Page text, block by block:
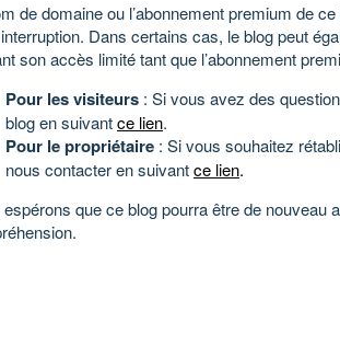
de domaine ou l’abonnement premium de
Dans certains cas, le blog peut
son accès limité tant que l’abonnement
Pour les visiteurs : Si vous avez des
blog en suivantce lien.
Pour le propriétaire : Si vous souhaitez
nous contacter en suivantce lien.
espérons que ce blog pourra être de